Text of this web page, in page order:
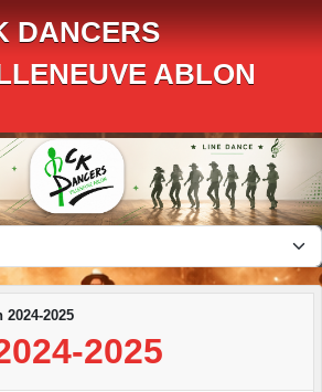
DANCERS
ABLON
2024-2025
2025
cookies